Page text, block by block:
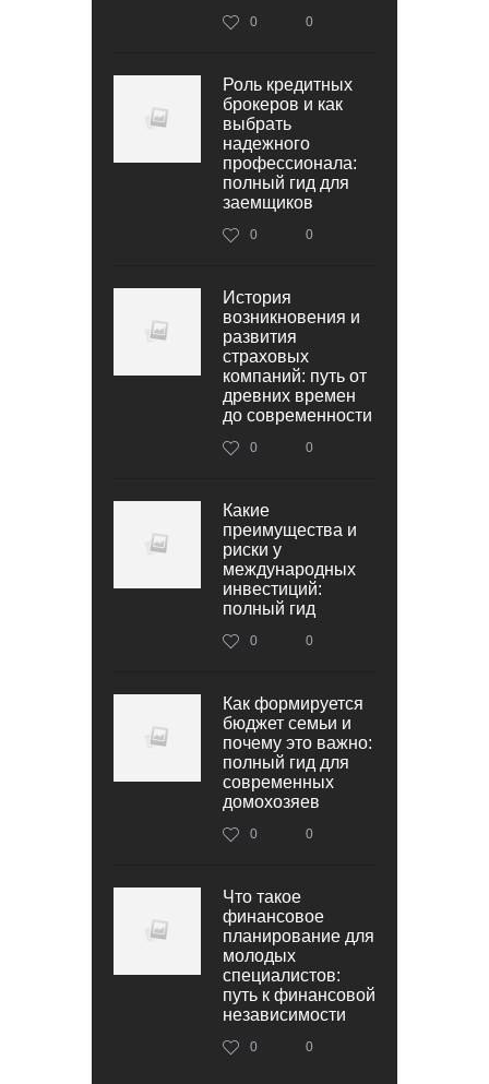
0 0
Роль кредитных
брокеров и как
выбрать
надежного
профессионала:
полный гид для
заемщиков
0 0
История
возникновения и
развития
страховых
компаний: путь от
древних времен
до современности
0 0
Какие
преимущества и
риски у
международных
инвестиций:
полный гид
0 0
Как формируется
бюджет семьи и
почему это важно:
полный гид для
современных
домохозяев
0 0
Что такое
финансовое
планирование для
молодых
специалистов:
путь к финансовой
независимости
0 0